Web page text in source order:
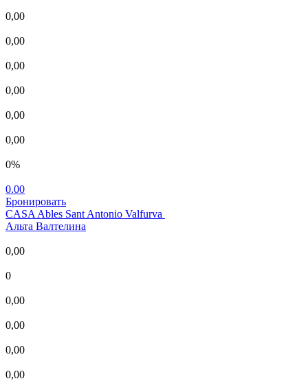
0,00
0,00
0,00
0,00
0,00
0,00
0%
0.00
Бронировать
CASA Ables Sant Antonio Valfurva
Альта Валтелина
0,00
0
0,00
0,00
0,00
0,00